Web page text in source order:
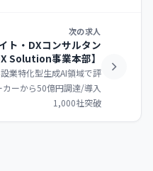
次の求人
ト・DXコンサルタン
Solution事業本部】
業特化型生成AI領域で評
ーから50億円調達/導入
1,000社突破